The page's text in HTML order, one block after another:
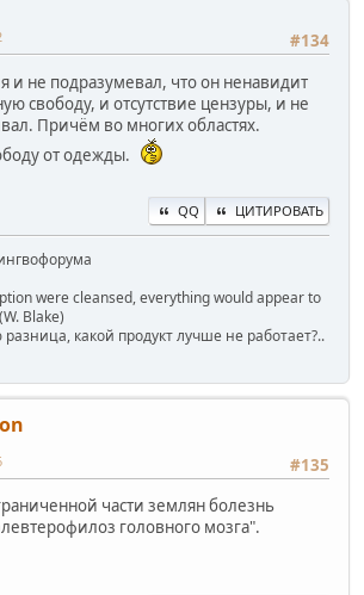
#134
и не подразумевал, что он ненавидит
свободу, и отсутствие цензуры, и не
Причём во многих областях.
от одежды.
QQ ЦИТИРОВАТЬ
were cleansed, everything would appear to
Blake)
какой продукт лучше не работает?..
#135
части землян болезнь
головного мозга".